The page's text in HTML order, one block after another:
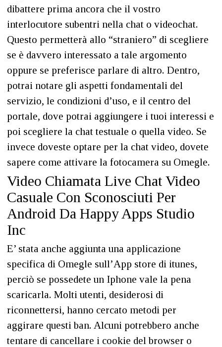
dibattere prima ancora che il vostro
interlocutore subentri nella chat o videochat.
Questo permetterà allo “straniero” di scegliere
se è davvero interessato a tale argomento
oppure se preferisce parlare di altro. Dentro,
potrai notare gli aspetti fondamentali del
servizio, le condizioni d’uso, e il centro del
portale, dove potrai aggiungere i tuoi interessi e
poi scegliere la chat testuale o quella video. Se
invece doveste optare per la chat video, dovete
sapere come attivare la fotocamera su Omegle.
Video Chiamata Live Chat Video
Casuale Con Sconosciuti Per
Android Da Happy Apps Studio
Inc
E’ stata anche aggiunta una applicazione
specifica di Omegle sull’App store di itunes,
perciò se possedete un Iphone vale la pena
scaricarla. Molti utenti, desiderosi di
riconnettersi, hanno cercato metodi per
aggirare questi ban. Alcuni potrebbero anche
tentare di cancellare i cookie del browser o